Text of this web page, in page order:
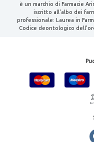
è un marchio di Farmacie
iscritto all'albo dei
professionale: Laurea in
Codice deontologico